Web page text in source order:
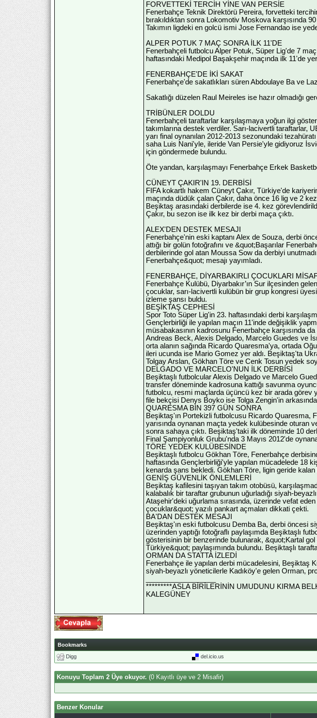
FORVETTEKİ TERCİH YİNE VAN PERSİE
Fenerbahçe Teknik Direktörü Pereira, forvetteki
bırakıldıktan sonra Lokomotiv Moskova karşısında
Takımın ligdeki en golcü ismi Jose Fernandao ise
ALPER POTUK 7 MAÇ SONRA İLK 11'DE
Fenerbahçeli futbolcu Alper Potuk, Süper Lig'de 7
haftasındaki Medipol Başakşehir maçında ilk 11'de yer
FENERBAHÇE'DE İKİ SAKAT
Fenerbahçe'de sakatlıkları süren Abdoulaye Ba ve
Sakatlığı düzelen Raul Meireles ise hazır olmadığı
TRİBÜNLER DOLDU
Fenerbahçeli taraftarlar karşılaşmaya yoğun ilgi
takımlarına destek verdiler. Sarı-lacivertli taraftarlar,
yarı final oynanılan 2012-2013 sezonundaki
saha Luis Nani'yle, ileride Van Persie'yle gidiyoruz
için göndermede bulundu.
Öte yandan, karşılaşmayı Fenerbahçe Erkek
CÜNEYT ÇAKIR'IN 19. DERBİSİ
FIFA kokartlı hakem Cüneyt Çakır, Türkiye'de
maçında düdük çalan Çakır, daha önce 16 lig ve 2
Beşiktaş arasındaki derbilerde ise 4. kez
Çakır, bu sezon ise ilk kez bir derbi maça çıktı.
ALEX'DEN DESTEK MESAJI
Fenerbahçe'nin eski kaptanı Alex de Souza, derbi
attığı bir golün fotoğrafını ve &quot;Başarılar
derbilerinde gol atan Moussa Sow da derbiyi
Fenerbahçe&quot; mesajı yayımladı.
FENERBAHÇE, DİYARBAKIRLI ÇOCUKLARI
Fenerbahçe Kulübü, Diyarbakır’ın Sur ilçesinden
çocuklar, sarı-lacivertli kulübün bir grup kongresi
izleme şansı buldu.
BEŞİKTAŞ CEPHESİ
Spor Toto Süper Lig'in 23. haftasındaki derbi
Gençlerbirliği ile yapılan maçın 11'inde değişiklik
müsabakasının kadrosunu Fenerbahçe karşısında
Andreas Beck, Alexis Delgado, Marcelo Guedes ve
orta alanın sağında Ricardo Quaresma'ya, ortada
ileri ucunda ise Mario Gomez yer aldı. Beşiktaş'ta
Tolgay Arslan, Gökhan Töre ve Cenk Tosun yedek
DELGADO VE MARCELO'NUN İLK DERBİSİ
Beşiktaşlı futbolcular Alexis Delgado ve Marcelo
transfer döneminde kadrosuna kattığı savunma
futbolcu, resmi maçlarda üçüncü kez bir arada görev
file bekçisi Denys Boyko ise Tolga Zengin'in
QUARESMA BİN 397 GÜN SONRA
Beşiktaş'ın Portekizli futbolcusu Ricardo Quaresma,
yarısında oynanan maçta yedek kulübesinde oturan
sonra sahaya çıktı. Beşiktaş'taki ilk döneminde 10
Final Şampiyonluk Grubu'nda 3 Mayıs 2012'de
TÖRE YEDEK KULÜBESİNDE
Beşiktaşlı futbolcu Gökhan Töre, Fenerbahçe
haftasında Gençlerbirliği'yle yapılan mücadelede 18
kenarda şans bekledi. Gökhan Töre, ligin geride
GENİŞ GÜVENLİK ÖNLEMLERİ
Beşiktaş kafilesini taşıyan takım otobüsü,
kalabalık bir taraftar grubunun uğurladığı siyah-
Ataşehir'deki uğurlama sırasında, üzerinde vefat
çocuklar&quot; yazılı pankart açmaları dikkati çekti.
BA'DAN DESTEK MESAJI
Beşiktaş'ın eski futbolcusu Demba Ba, derbi öncesi
üzerinden yaptığı fotoğraflı paylaşımda Beşiktaşlı
gösterisinin bir benzerinde bulunarak, &quot;Kartal
Türkiye&quot; paylaşımında bulundu. Beşiktaşlı
ORMAN DA STATTA İZLEDİ
Fenerbahçe ile yapılan derbi mücadelesini, Beşiktaş
siyah-beyazlı yöneticilerle Kadıköy'e gelen Orman,
*********ASLA BİRİLERİNİN UMUDUNU KIRMA
KALEGÜNEY
Bookmarks
Digg
del.icio.us
Konuyu Toplam 2 Üye okuyor. (0 Kayıtlı üye ve 2 Misafir)
Benzer Konular